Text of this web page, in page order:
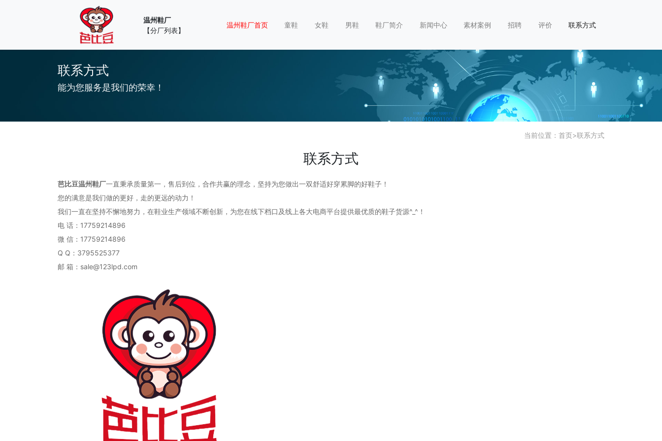
温州鞋厂
【分厂列表】
温州鞋厂首页 童鞋 女鞋 男鞋 鞋厂简介 新闻中心 素材案例 招聘 评价 联系方式
联系方式
能为您服务是我们的荣幸！
当前位置： 首页>联系方式
联系方式
芭比豆温州鞋厂一直秉承质量第一，售后到位，合作共赢的理念，坚持为您做出一双舒适好穿累脚的好鞋子！
您的满意是我们做的更好，走的更远的动力！
我们一直在坚持不懈地努力，在鞋业生产领域不断创新，为您在线下档口及线上各大电商平台提供最优质的鞋子货源^_^！
电 话：17759214896
微 信： 17759214896
Q Q：3795525377
邮 箱：sale@123lpd.com